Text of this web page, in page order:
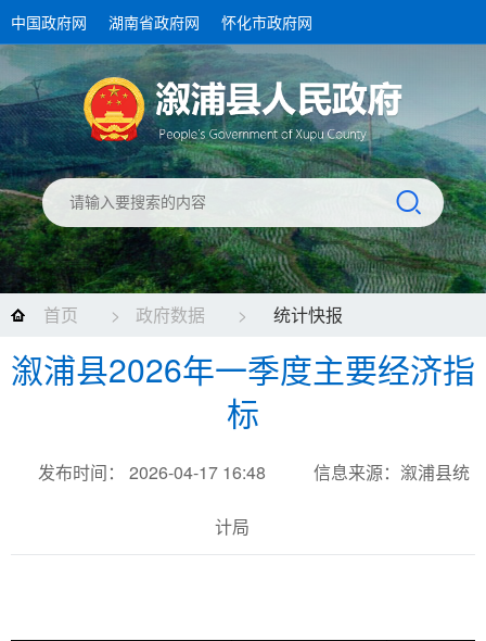
中国政府网 湖南省政府网 怀化市政府网
首页 > 政府数据 > 统计快报
溆浦县2026年一季度主要经济指
标
发布时间： 2026-04-17 16:48 信息来源：溆浦县统
计局